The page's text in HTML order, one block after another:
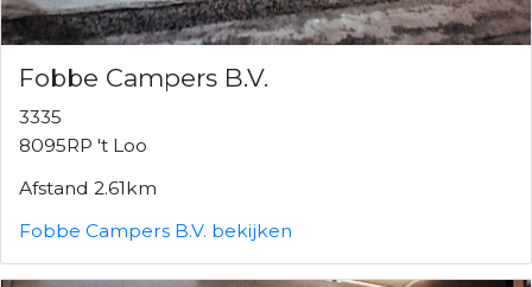
Fobbe Campers B.V.
3335
8095RP 't Loo
Afstand 2.61km
Fobbe Campers B.V. bekijken